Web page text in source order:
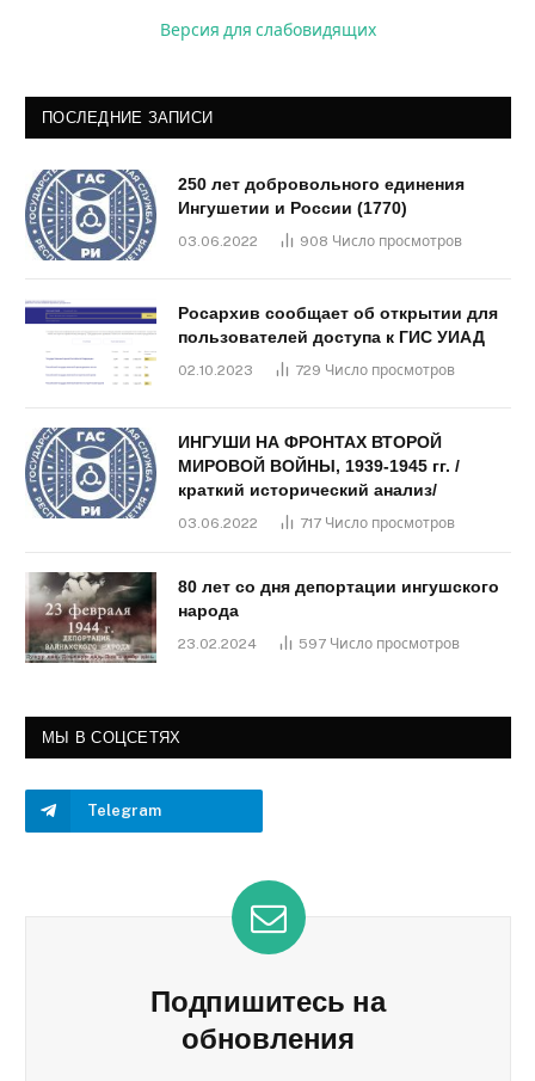
Версия для слабовидящих
ПОСЛЕДНИЕ ЗАПИСИ
250 лет добровольного единения
Ингушетии и России (1770)
03.06.2022 908 Число просмотров
Росархив сообщает об открытии для
пользователей доступа к ГИС УИАД
02.10.2023 729 Число просмотров
ИНГУШИ НА ФРОНТАХ ВТОРОЙ
МИРОВОЙ ВОЙНЫ, 1939-1945 гг. /
краткий исторический анализ/
03.06.2022 717 Число просмотров
80 лет со дня депортации ингушского
народа
23.02.2024 597 Число просмотров
МЫ В СОЦСЕТЯХ
Telegram
Подпишитесь на
обновления